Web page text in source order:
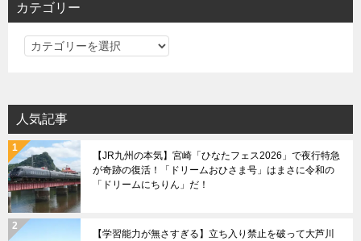
シカテゴリー
カ
リ
ー
人気記事
【JR九州の本気】宮崎「ひなたフェス2026」で夜行特急
が奇跡の復活！「ドリームおひさま号」はまさに令和の
「ドリームにちりん」だ！
【学習能力が無さすぎる】立ち入り禁止を破って大芦川